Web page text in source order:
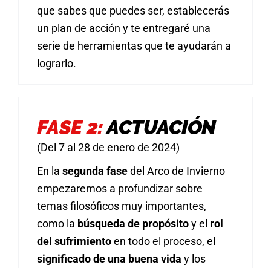
que sabes que puedes ser, establecerás
un plan de acción y te entregaré una
serie de herramientas que te ayudarán a
lograrlo.
FASE 2:ACTUACIÓN
(Del 7 al 28 de enero de 2024)
En la segunda fasedel Arco de Invierno
empezaremos a profundizar sobre
temas filosóficos muy importantes,
como la búsqueda de propósitoy el rol
del sufrimientoen todo el proceso, el
significado de una buena vida y los